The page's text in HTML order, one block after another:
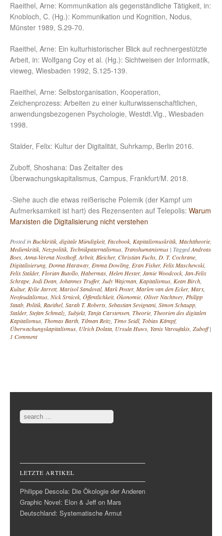
Raeithel, Arne: Kommunikation als gegenständliche Tätigkeit, in:
Knobloch, C. (Hg.): Kommunikation und Kognition, Nodus,
Münster 1989, S.29-70.
Raeithel, Arne: Ein kulturhistorischer Blick auf rechnergestützte
Arbeit, in: Wolfgang Coy et al. (Hg.): Sichtweisen der Informatik,
vieweg, Wiesbaden 1992, S.125-139.
Raeithel, Arne: Selbstorganisation, Kooperation,
Zeichenprozess: Arbeiten zu einer kulturwissenschaftlichen,
anwendungsbezogenen Psychologie, Westdt.Vlg., Wiesbaden
1998.
Stalder, Felix: Kultur der Digitalität, Suhrkamp, Berlin 2016.
Zuboff, Shoshana: Das Zeitalter des
Überwachungskapitalismus, Campus, Frankfurt/M. 2018.
-Siehe auch die etwas reißerische Polemik (der Kampf um
Aufmerksamkeit ist hart) des Rezensenten auf Telepolis: Warum
Marxisten die Digitalisierung nicht verstehen
Posted inBuchkritik, digitale Mündigkeit, Facebook, Kapitalismuskritik, Machttheorie,
Medienkritik, Netzpolitik, Technikpaternalismus, Transhumanismus | TaggedAndreas
Boes,Anna-Verena Nosthoff,Arbeit, Bleicher, Christian Fuchs, D. T. Cochrane,
Digitalisierung, Donna Haraway, Emma Dowling, Eran Fisher, Felix Maschewski,
Felix Stalder, Florian Butollo, Habermas, Helen Hester, Jamie Woodcock, Jan-Felix
Schrape, Jodi Dean, Johannes Truffer, Judy Wajcman, Kapitalismus, Kean Birch,
Kultur, Kylie Jarrett, Marisol Sandoval, Mark Poster, Marlen van den Ecker, Marx,
Neofeudalismus, Nick Srnicek, Öffentlichkeit, Ökonomie, Oliver Nachtwey, Philipp
Staab, Politik, Raeithel, Sarah T. Roberts, Sebastian Sevignani, Simon Schaupp,
Stalder, Stefan Schmalz, Subjekt, Tanja Carstensen, Theorie, Theorien des digitalen
Kapitalismus, Thomas Barth, Tilman Reitz, Timo Seidl, Tobias Kämpf,
Überwachungskapitalismus, Ulrich Dolata, Ursula Huws, Yanis Varoufakis, Zuboff |
1 Comment
Post navigation
Search
LETZTE ARTIKEL
Philippe Descola: Die Ökologie der Anderen
Graphic Novel: Elon & Jeff on Mars
Deutschland: Systematische Armut